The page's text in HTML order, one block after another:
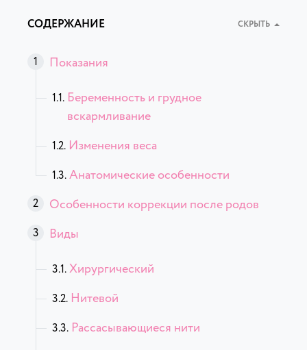
СОДЕРЖАНИЕ СКРЫТЬ
Показания
Беременность и грудное
вскармливание
Изменения веса
Анатомические особенности
Особенности коррекции после родов
Виды
Хирургический
Нитевой
Рассасывающиеся нити